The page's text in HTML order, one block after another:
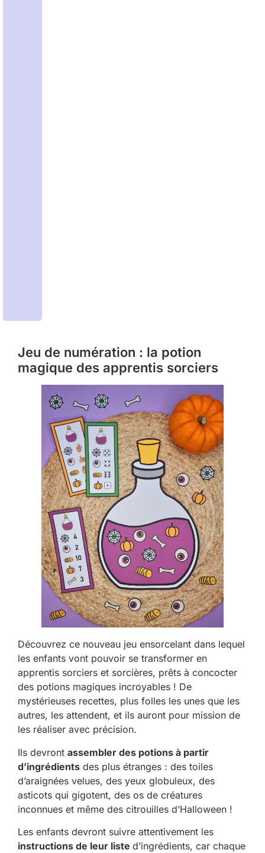
Jeu de numération : la potion
magique des apprentis sorciers
Découvrez ce nouveau jeu ensorcelant dans lequel
les enfants vont pouvoir se transformer en
apprentis sorciers et sorcières, prêts à concocter
des potions magiques incroyables ! De
mystérieuses recettes, plus folles les unes que les
autres, les attendent, et ils auront pour mission de
les réaliser avec précision.
Ils devront assembler des potions à partir
d’ingrédients des plus étranges : des toiles
d’araignées velues, des yeux globuleux, des
asticots qui gigotent, des os de créatures
inconnues et même des citrouilles d’Halloween !
Les enfants devront suivre attentivement les
instructions de leur liste d’ingrédients, car chaque